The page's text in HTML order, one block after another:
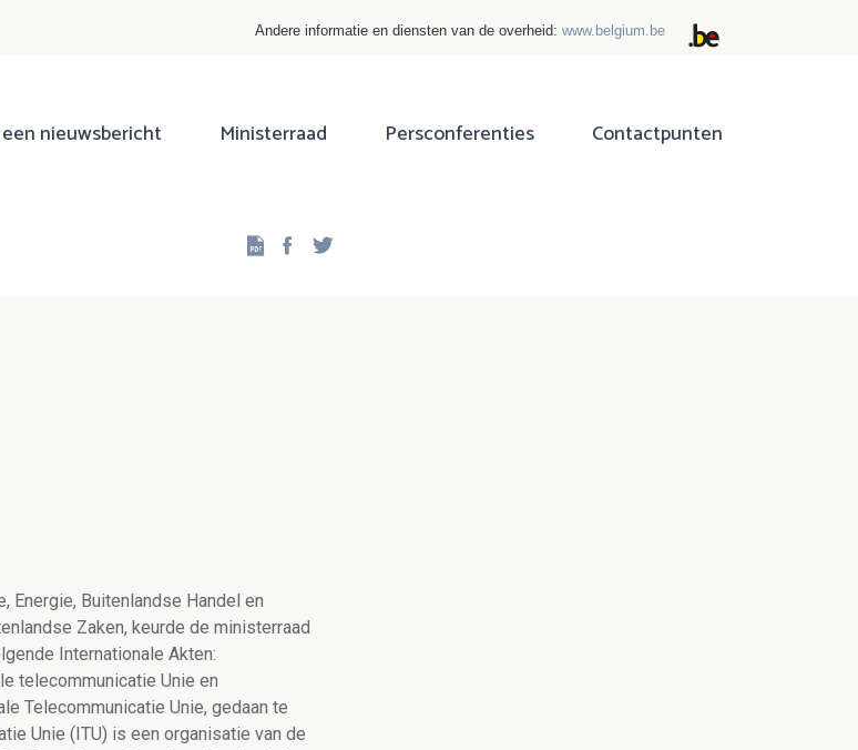
Andere informatie en diensten van de overheid: www.belgium.be
nieuwsbericht Ministerraad Persconferenties Contactpunten
Facebook
Energie, Buitenlandse Handel en
Zaken, keurde de ministerraad
Internationale Akten:
telecommunicatie Unie en
Telecommunicatie Unie, gedaan te
Unie (ITU) is een organisatie van de